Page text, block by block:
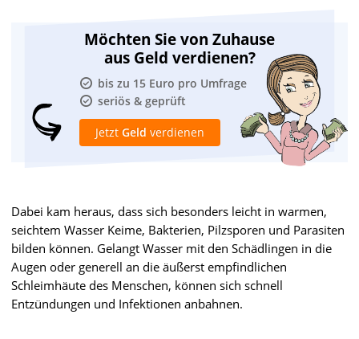
Möchten Sie von Zuhause
aus Geld verdienen?
bis zu 15 Euro pro Umfrage
seriös & geprüft
Jetzt Geld verdienen
Dabei kam heraus, dass sich besonders leicht in warmen,
seichtem Wasser Keime, Bakterien, Pilzsporen und Parasiten
bilden können. Gelangt Wasser mit den Schädlingen in die
Augen oder generell an die äußerst empfindlichen
Schleimhäute des Menschen, können sich schnell
Entzündungen und Infektionen anbahnen.